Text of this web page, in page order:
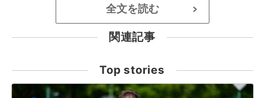
全文を読む >
関連記事
Top stories